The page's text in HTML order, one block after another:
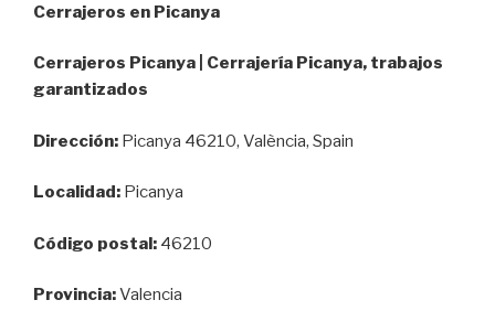
Cerrajeros en Picanya
Cerrajeros Picanya | Cerrajería Picanya, trabajos
garantizados
Dirección: Picanya 46210, València, Spain
Localidad: Picanya
Código postal: 46210
Provincia:Valencia